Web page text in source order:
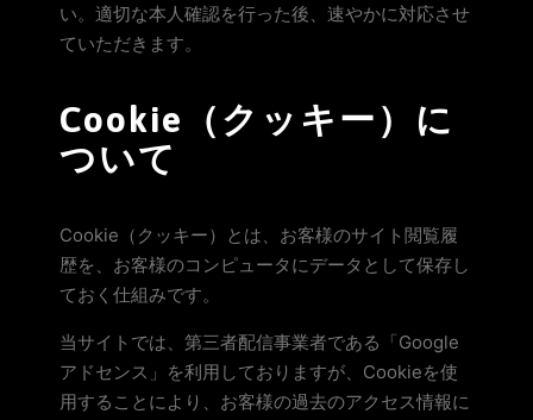
い。適切な本人確認を行った後、速やかに対応させ
ていただきます。
Cookie（クッキー）に
ついて
Cookie（クッキー）とは、お客様のサイト閲覧履
歴を、お客様のコンピュータにデータとして保存し
ておく仕組みです。
当サイトでは、第三者配信事業者である「Google
アドセンス」を利用しておりますが、Cookieを使
用することにより、お客様の過去のアクセス情報に